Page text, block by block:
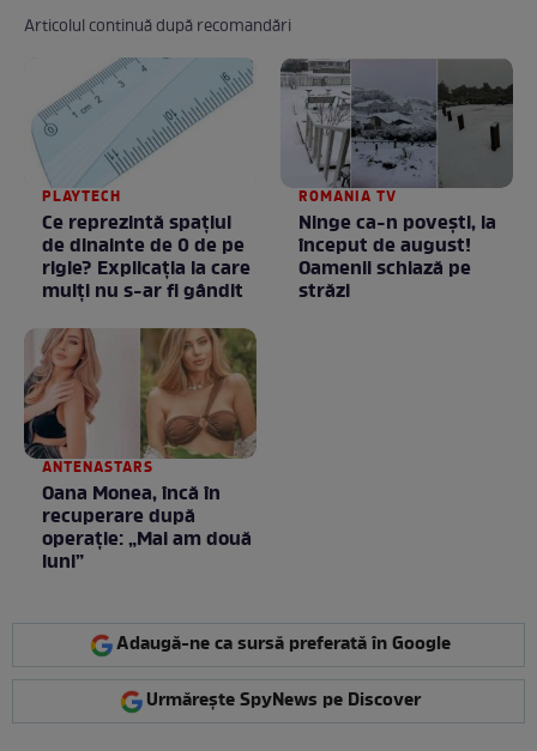
Articolul continuă după recomandări
PLAYTECH
Ce reprezintă spaţiul
de dinainte de 0 de pe
rigle? Explicaţia la care
mulţi nu s-ar fi gândit
ROMANIA TV
Ninge ca-n povești, la
început de august!
Oamenii schiază pe
străzi
ANTENASTARS
Oana Monea, încă în
recuperare după
operație: „Mai am două
luni”
Adaugă-ne ca sursă preferată în Google
Urmărește SpyNews pe Discover